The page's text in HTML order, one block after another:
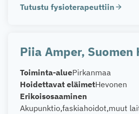
Tutustu fysioterapeuttiin
Piia Amper, Suomen
Toiminta-aluePirkanmaa
Hoidettavat eläimetHevonen
Erikoisosaaminen
Akupunktio faskiahoidot muut